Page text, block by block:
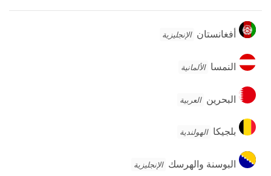
أفغانستان
أفغانستان الإنجليزية
النمسا
النمسا الألمانية
البحرين
البحرين العربية
بلجيكا
بلجيكا الهولندية
البوسنة
والهرسك
البوسنة والهرسك الإنجليزية